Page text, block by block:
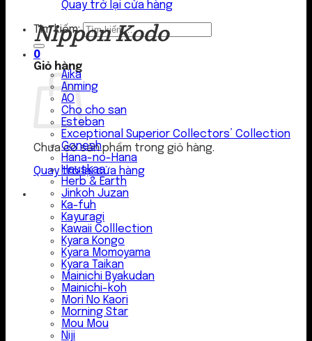
Quay trở lại cửa hàng
Tìm kiếm:
0
Giỏ hàng
Chưa có sản phẩm trong giỏ hàng.
Quay trở lại cửa hàng
Nippon Kodo
Aika
Anming
AO
Cho cho san
Esteban
Exceptional Superior Collectors’ Collection
Gonesh
Hana-no-Hana
Hauskaa
Herb & Earth
Jinkoh Juzan
Ka-fuh
Kayuragi
Kawaii Colllection
Kyara Kongo
Kyara Momoyama
Kyara Taikan
Mainichi Byakudan
Mainichi-koh
Mori No Kaori
Morning Star
Mou Mou
Niji